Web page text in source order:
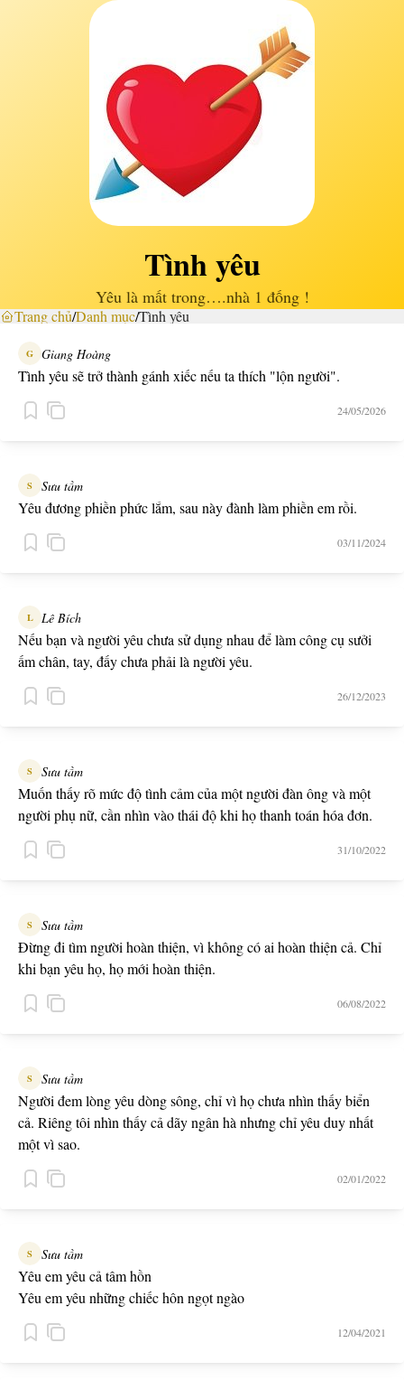
Tình yêu
Yêu là mất trong….nhà 1 đống !
Trang chủ/Danh mục/Tình yêu
G Giang Hoàng
Tình yêu sẽ trở thành gánh xiếc nếu ta thích "lộn người".
24/05/2026
S Sưu tầm
Yêu đương phiền phức lắm, sau này đành làm phiền em rồi.
03/11/2024
L Lê Bích
Nếu bạn và người yêu chưa sử dụng nhau để làm công cụ sưởi
ấm chân, tay, đấy chưa phải là người yêu.
26/12/2023
S Sưu tầm
Muốn thấy rõ mức độ tình cảm của một người đàn ông và một
người phụ nữ, cần nhìn vào thái độ khi họ thanh toán hóa đơn.
31/10/2022
S Sưu tầm
Đừng đi tìm người hoàn thiện, vì không có ai hoàn thiện cả. Chỉ
khi bạn yêu họ, họ mới hoàn thiện.
06/08/2022
S Sưu tầm
Người đem lòng yêu dòng sông, chỉ vì họ chưa nhìn thấy biển
cả. Riêng tôi nhìn thấy cả dãy ngân hà nhưng chỉ yêu duy nhất
một vì sao.
02/01/2022
S Sưu tầm
Yêu em yêu cả tâm hồn
Yêu em yêu những chiếc hôn ngọt ngào
12/04/2021